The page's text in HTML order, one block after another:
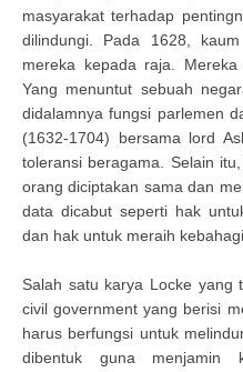
masyarakat terhadap
dilindungi. Pada 1628,
mereka kepada raja.
Yang menuntut sebuah
didalamnya fungsi parlemen
(1632-1704) bersama lord
toleransi beragama. Selain
orang diciptakan sama dan
data dicabut seperti hak
dan hak untuk meraih
Salah satu karya Locke yang
civil government yang berisi
harus berfungsi untuk
dibentuk guna menjamin